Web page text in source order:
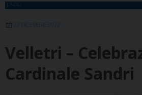
LAZIO
22 DICEMBRE 2022
Velletri –
Cardinale Sandri